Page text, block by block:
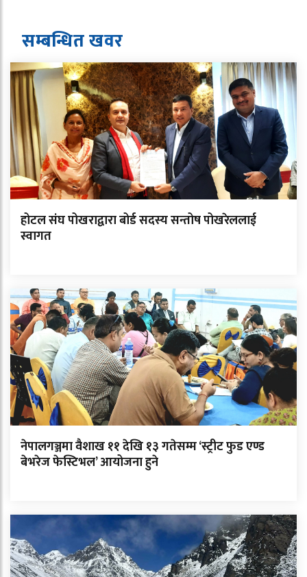
सम्बन्धित खवर
होटल संघ पोखराद्वारा बोर्ड सदस्य सन्तोष पोखरेललाई
स्वागत
नेपालगञ्जमा वैशाख ११ देखि १३ गतेसम्म ‘स्ट्रीट फुड एण्ड
बेभरेज फेस्टिभल’ आयोजना हुने